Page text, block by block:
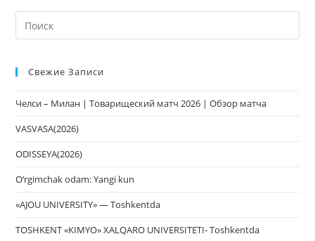
Свежие Записи
Челси – Милан | Товарищеский матч 2026 | Обзор матча
VASVASA(2026)
ODISSEYA(2026)
O‘rgimchak odam: Yangi kun
«AJOU UNIVERSITY» — Toshkentda
TOSHKENT «KIMYO» XALQARO UNIVERSITETI- Toshkentda